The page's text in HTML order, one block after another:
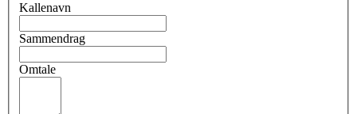
Kallenavn
Sammendrag
Omtale